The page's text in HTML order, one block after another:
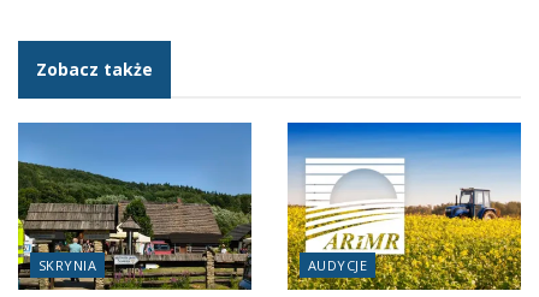
Zobacz także
SKRYNIA AUDYCJE